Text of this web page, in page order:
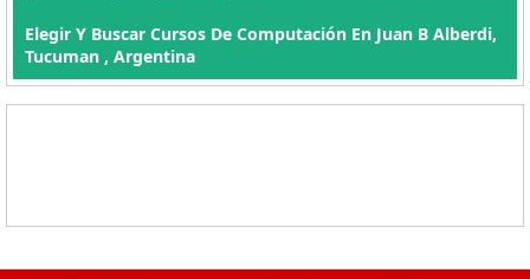
Elegir Y Buscar Cursos De Computación En Juan B Alberdi,
Tucuman , Argentina